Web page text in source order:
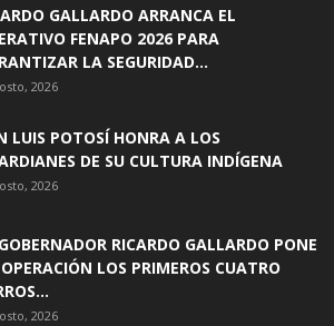
GALLARDO ARRANCA EL
FENAPO 2026 PARA
LA SEGURIDAD...
2026
LUIS POTOSÍ HONRA A LOS
DE SU CULTURA INDÍGENA
2026
RICARDO GALLARDO PONE
LOS PRIMEROS CUATRO
2026